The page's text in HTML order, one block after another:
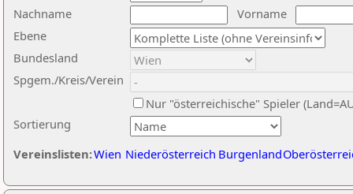
Nachname
Vorname
Ebene
Sortierung
Bundesland
Spgem./Kreis/Verein
Nur "österreichische" Spieler
Vereinslisten:Wien Niederösterreich Burgenland